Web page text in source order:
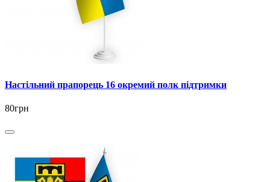
Настільний прапорець 16 окремий полк підтримки
80грн